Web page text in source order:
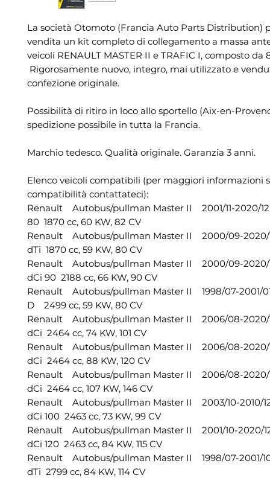
La società Otomoto (Francia Auto Parts Distribution)
vendita un kit completo di collegamento a massa
veicoli RENAULT MASTER II e TRAFIC I, composto da
Rigorosamente nuovo, integro, mai utilizzato e
confezione originale.
Possibilità di ritiro in loco allo sportello (Aix-en-
spedizione possibile in tutta la Francia.
Marchio tedesco. Qualità originale. Garanzia 3 anni.
Elenco veicoli compatibili (per maggiori informazioni
compatibilità contattateci):
Renault Autobus/pullman Master II 2001/11-2020/
80 1870 cc, 60 KW, 82 CV
Renault Autobus/pullman Master II 2000/09-
dTi 1870 cc, 59 KW, 80 CV
Renault Autobus/pullman Master II 2000/09-
dCi 90 2188 cc, 66 KW, 90 CV
Renault Autobus/pullman Master II 1998/07-
D 2499 cc, 59 KW, 80 CV
Renault Autobus/pullman Master II 2006/08-
dCi 2464 cc, 74 KW, 101 CV
Renault Autobus/pullman Master II 2006/08-
dCi 2464 cc, 88 KW, 120 CV
Renault Autobus/pullman Master II 2006/08-
dCi 2464 cc, 107 KW, 146 CV
Renault Autobus/pullman Master II 2003/10-2010/
dCi 100 2463 cc, 73 KW, 99 CV
Renault Autobus/pullman Master II 2001/10-2020/
dCi 120 2463 cc, 84 KW, 115 CV
Renault Autobus/pullman Master II 1998/07-
dTi 2799 cc, 84 KW, 114 CV